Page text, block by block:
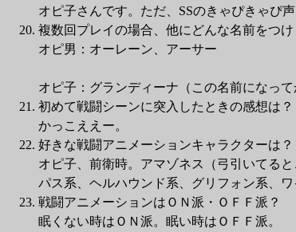
オピ子さんです。ただ、SSのきゃぴきゃぴ
複数回プレイの場合、他にどんな名前をつけ
オピ男：オーレーン、アーサー
オピ子：グランディーナ（この名前になっ
初めて戦闘シーンに突入したときの感想は？
かっこええー。
好きな戦闘アニメーションキャラクターは？
オピ子、前衛時。アマゾネス（弓引いてる
パス系、ヘルハウンド系、グリフォン系、
戦闘アニメーションはＯＮ派・ＯＦＦ派？
眠くない時はＯＮ派。眠い時はＯＦＦ派。